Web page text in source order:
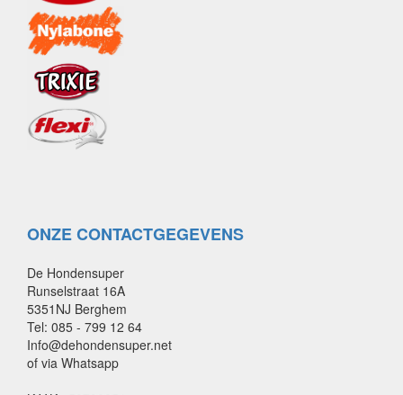
ONZE CONTACTGEGEVENS
De Hondensuper
Runselstraat 16A
5351NJ Berghem
Tel: 085 - 799 12 64
Info@dehondensuper.net
of via Whatsapp